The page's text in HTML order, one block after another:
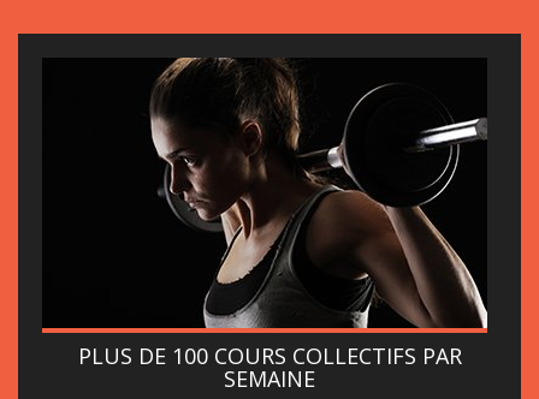
PLUS DE 100 COURS COLLECTIFS PAR
SEMAINE